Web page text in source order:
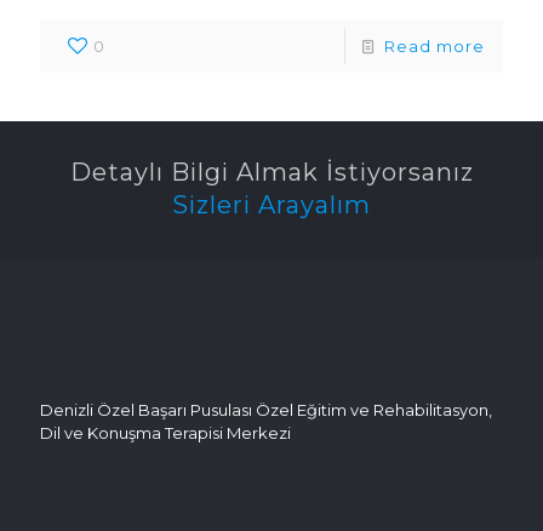
0 Read more
Detaylı Bilgi Almak İstiyorsanız
Sizleri Arayalım
Denizli Özel Başarı Pusulası Özel Eğitim ve Rehabilitasyon,
Dil ve Konuşma Terapisi Merkezi